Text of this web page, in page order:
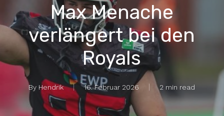
Max Menache
verlängert bei den
Royals
By Hendrik 16. Februar 2026 2 min read